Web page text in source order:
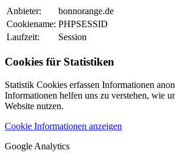
Anbieter:
bonnorange.de
Cookiename: PHPSESSID
Laufzeit:
Session
Cookies für Statistiken
Statistik Cookies erfassen Informationen
Informationen helfen uns zu verstehen, wie
Website nutzen.
Cookie Informationen anzeigen
Google Analytics